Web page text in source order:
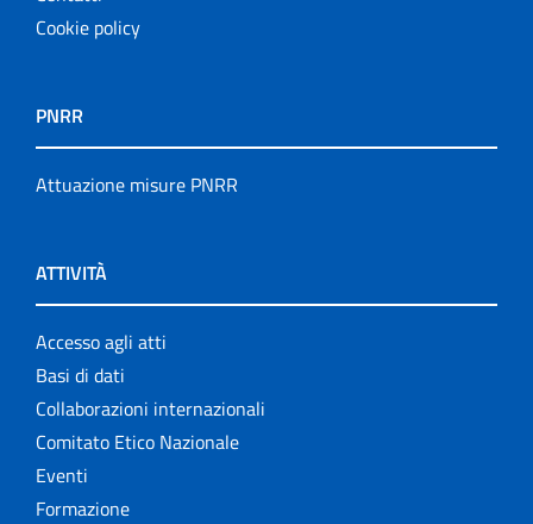
Cookie policy
PNRR
Attuazione misure PNRR
ATTIVITÀ
Accesso agli atti
Basi di dati
Collaborazioni internazionali
Comitato Etico Nazionale
Eventi
Formazione